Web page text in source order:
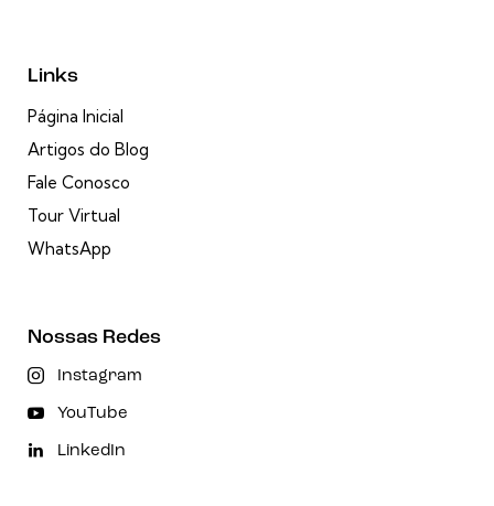
Links
Página Inicial
Artigos do Blog
Fale Conosco
Tour Virtual
WhatsApp
Nossas Redes
Instagram
YouTube
LinkedIn